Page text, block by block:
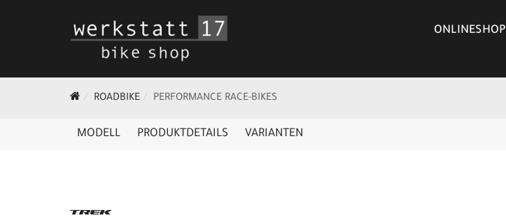
ONLINESHOP
ROADBIKE PERFORMANCE RACE-BIKES
MODELL PRODUKTDETAILS VARIANTEN